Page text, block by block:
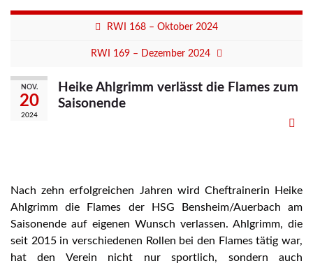
RWI 168 – Oktober 2024
RWI 169 – Dezember 2024
NOV.
20
2024
Heike Ahlgrimm verlässt die Flames zum
Saisonende
Nach zehn erfolgreichen Jahren wird Cheftrainerin Heike
Ahlgrimm die Flames der HSG Bensheim/Auerbach am
Saisonende auf eigenen Wunsch verlassen. Ahlgrimm, die
seit 2015 in verschiedenen Rollen bei den Flames tätig war,
hat den Verein nicht nur sportlich, sondern auch